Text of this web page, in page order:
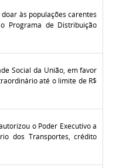
às populações carentes
Programa de Distribuição
Social da União, em favor
até o limite de R$
o Poder Executivo a
dos Transportes, crédito